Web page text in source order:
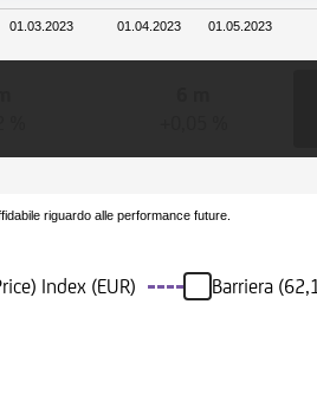
01.04.2023
01.03.2023 01.05.2023
riguardo alle performance future.
Index (EUR) Barriera